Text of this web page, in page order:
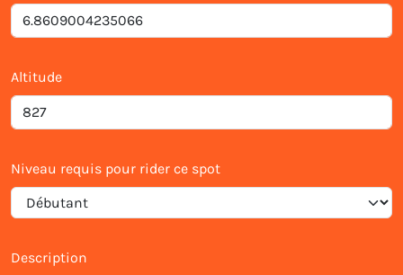
Altitude
Niveau requis pour rider ce spot
Description